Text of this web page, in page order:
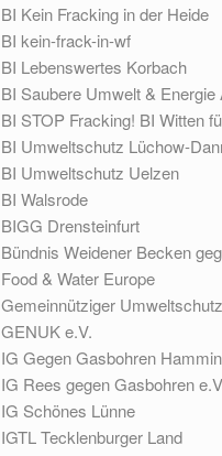
BI Kein Fracking in der Heide
BI kein-frack-in-wf
BI Lebenswertes Korbach
BI Saubere Umwelt & Energie
BI STOP Fracking! BI Witten
BI Umweltschutz Lüchow-
BI Umweltschutz Uelzen
BI Walsrode
BIGG Drensteinfurt
Bündnis Weidener Becken
Food & Water Europe
Gemeinnütziger
GENUK e.V.
IG Gegen Gasbohren
IG Rees gegen Gasbohren
IG Schönes Lünne
IGTL Tecklenburger Land